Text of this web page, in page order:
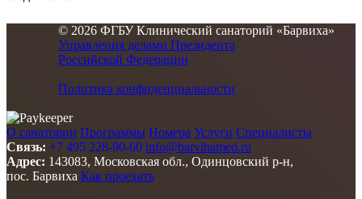
© 2026 ФГБУ Клинический санаторий «Барвиха»
Управления делами Президента
Российской Федерации
Политика конфиденциальности
О санатории Программы Номера Услуги Специалисты
Связь: +7 495 228-90-60 info@barvihamed.ru
Адрес: 143083, Московская обл., Одинцовский р-н,
пос. Барвиха Как проехать